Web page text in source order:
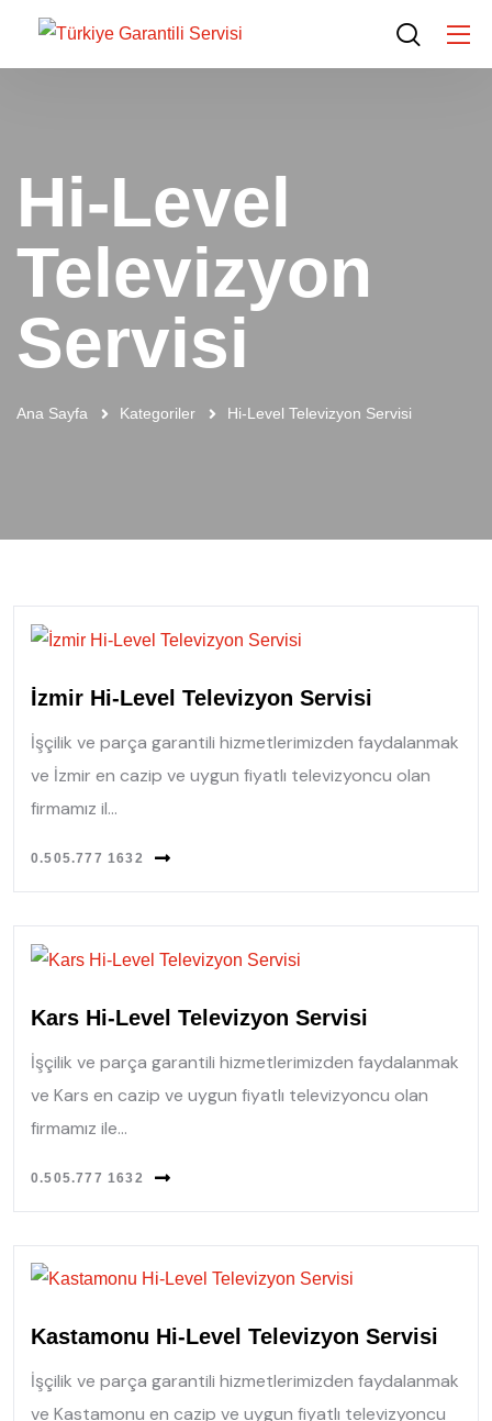
Hi-Level
Televizyon
Servisi
Ana Sayfa Kategoriler Hi-Level Televizyon Servisi
İzmir Hi-Level Televizyon Servisi
İşçilik ve parça garantili hizmetlerimizden faydalanmak
ve İzmir en cazip ve uygun fiyatlı televizyoncu olan
firmamız il...
0.505.777 1632
Kars Hi-Level Televizyon Servisi
İşçilik ve parça garantili hizmetlerimizden faydalanmak
ve Kars en cazip ve uygun fiyatlı televizyoncu olan
firmamız ile...
0.505.777 1632
Kastamonu Hi-Level Televizyon Servisi
İşçilik ve parça garantili hizmetlerimizden faydalanmak
ve Kastamonu en cazip ve uygun fiyatlı televizyoncu